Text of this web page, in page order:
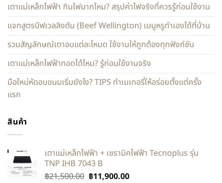
เตาแม่เหล็กไฟฟ้า กินไฟมากไหม? สรุปค่าไฟจริงที่ควรรู้ก่อนใช้งาน
แจกสูตรบีฟเวลลิงตัน (Beef Wellington) เมนูหรูทำเองได้ที่บ้าน
รวมสัญลักษณ์เตาอบแต่ละโหมด ใช้งานให้ถูกต้องทุกฟังก์ชัน
เตาแม่เหล็กไฟฟ้าทอดได้ไหม? รู้ก่อนใช้งานจริง
มือใหม่หัดอบขนมเริ่มยังไง? TIPS ทำเบเกอรี่ให้อร่อยตั้งแต่ครั้ง
แรก
สินค้า
เตาแม่เหล็กไฟฟ้า + เซรามิคไฟฟ้า Tecnoplus รุ่น
TNP IHB 7043 B
฿21,500.00 ฿11,900.00